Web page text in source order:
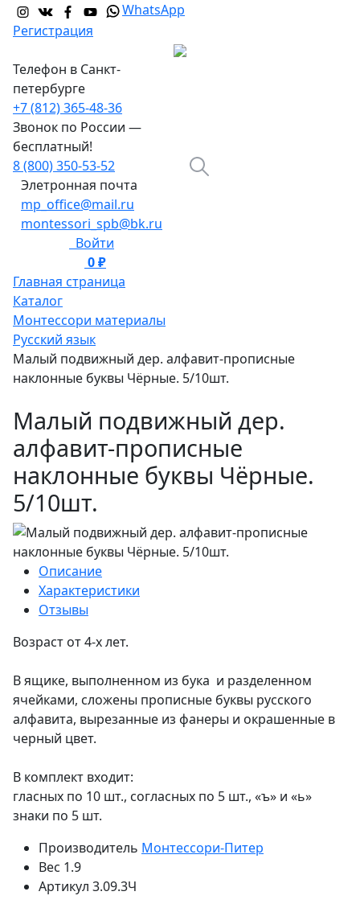
WhatsApp
Регистрация
Телефон в Санкт-
петербурге
+7 (812) 365-48-36
Звонок по России —
бесплатный!
8 (800) 350-53-52
Элетронная почта
mp_office@mail.ru
montessori_spb@bk.ru
Войти
0 ₽
Главная страница
Каталог
Монтессори материалы
Русский язык
Малый подвижный дер. алфавит-прописные
наклонные буквы Чёрные. 5/10шт.
Малый подвижный дер.
алфавит-прописные
наклонные буквы Чёрные.
5/10шт.
Описание
Характеристики
Отзывы
Возраст от 4-х лет.
В ящике, выполненном из бука и разделенном
ячейками, сложены прописные буквы русского
алфавита, вырезанные из фанеры и окрашенные в
черный цвет.
В комплект входит:
гласных по 10 шт., согласных по 5 шт., «ъ» и «ь»
знаки по 5 шт.
Производитель Монтессори-Питер
Вес 1.9
Артикул 3.09.3Ч